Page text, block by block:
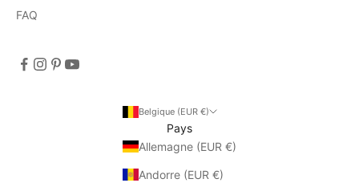
FAQ
Belgique (EUR €)
Pays
Allemagne (EUR €)
Andorre (EUR €)